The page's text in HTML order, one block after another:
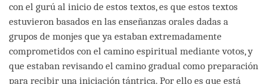
con el gurú al inicio de estos textos, es que estos textos
estuvieron basados en las enseñanzas orales dadas a
grupos de monjes que ya estaban extremadamente
comprometidos con el camino espiritual mediante votos, y
que estaban revisando el camino gradual como preparación
para recibir una iniciación tántrica. Por ello es que está